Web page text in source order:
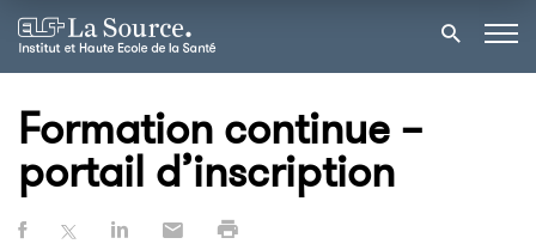
Formation continue –
portail d’inscription